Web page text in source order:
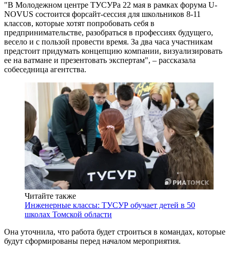
"В Молодежном центре ТУСУРа 22 мая в рамках форума U-
NOVUS состоится форсайт-сессия для школьников 8-11
классов, которые хотят попробовать себя в
предпринимательстве, разобраться в профессиях будущего,
весело и с пользой провести время. За два часа участникам
предстоит придумать концепцию компании, визуализировать
ее на ватмане и презентовать экспертам", – рассказала
собеседница агентства.
Читайте также
Инженерные классы: ТУСУР обучает детей в 50
школах Томской области
Она уточнила, что работа будет строиться в командах, которые
будут сформированы перед началом мероприятия.